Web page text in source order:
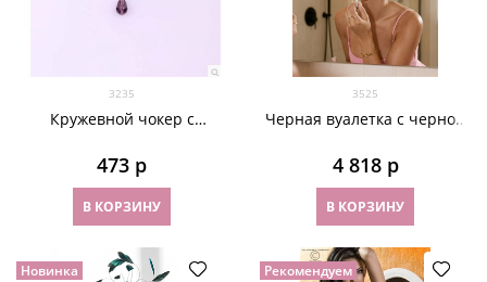
3235
Кружевной чокер с
473 р
В КОРЗИНУ
3525
Черная вуалетка с черной
4 818 р
В КОРЗИНУ
Новинка Рекомендуем